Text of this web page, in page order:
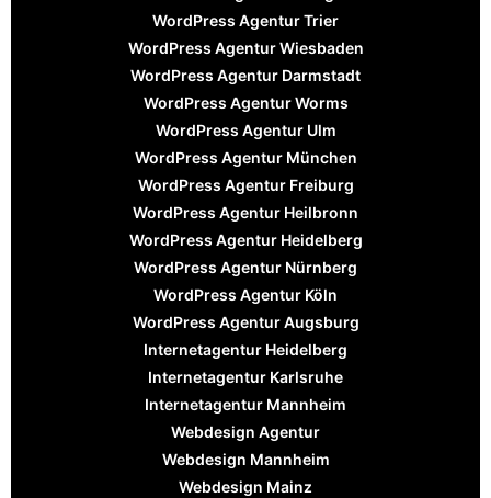
WordPress Agentur Trier
WordPress Agentur Wiesbaden
WordPress Agentur Darmstadt
WordPress Agentur Worms
WordPress Agentur Ulm
WordPress Agentur München
WordPress Agentur Freiburg
WordPress Agentur Heilbronn
WordPress Agentur Heidelberg
WordPress Agentur Nürnberg
WordPress Agentur Köln
WordPress Agentur Augsburg
Internetagentur Heidelberg
Internetagentur Karlsruhe
Internetagentur Mannheim
Webdesign Agentur
Webdesign Mannheim
Webdesign Mainz